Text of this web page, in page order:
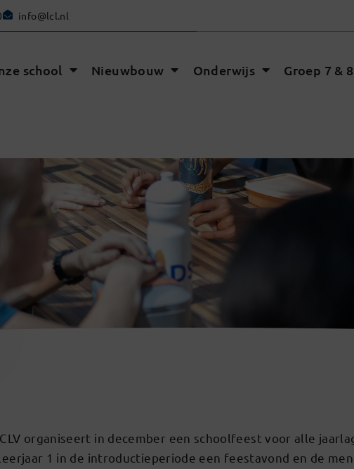
info@lcl.nl
school Nieuwbouw Onderwijs Groep 7 & 8
organiseert in december een schoolfeest voor alle
1 in de introductieperiode een feestavond en de